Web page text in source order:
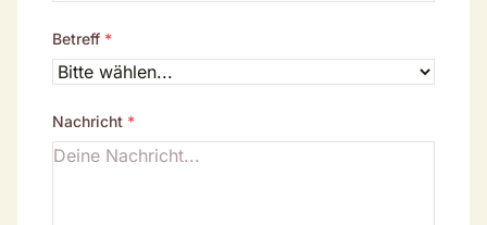
Betreff *
Nachricht *